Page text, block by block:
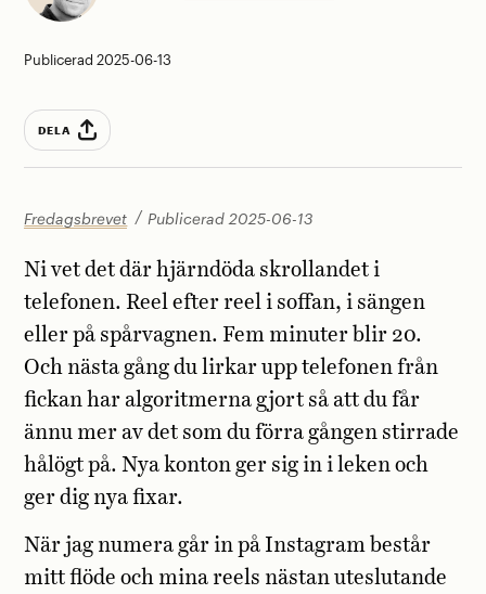
Fredagsbrevet Publicerad 2025-06-13
Publicerad 2025-06-13
DELA
Ni vet det där hjärndöda skrollandet i
telefonen. Reel efter reel i soffan, i sängen
eller på spårvagnen. Fem minuter blir 20.
Och nästa gång du lirkar upp telefonen från
fickan har algoritmerna gjort så att du får
ännu mer av det som du förra gången stirrade
hålögt på. Nya konton ger sig in i leken och
ger dig nya fixar.
När jag numera går in på Instagram består
mitt flöde och mina reels nästan uteslutande